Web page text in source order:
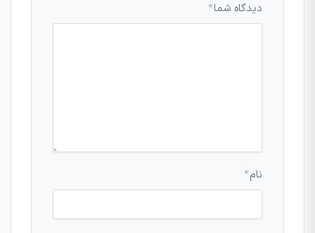
دیدگاه شما*
نام*